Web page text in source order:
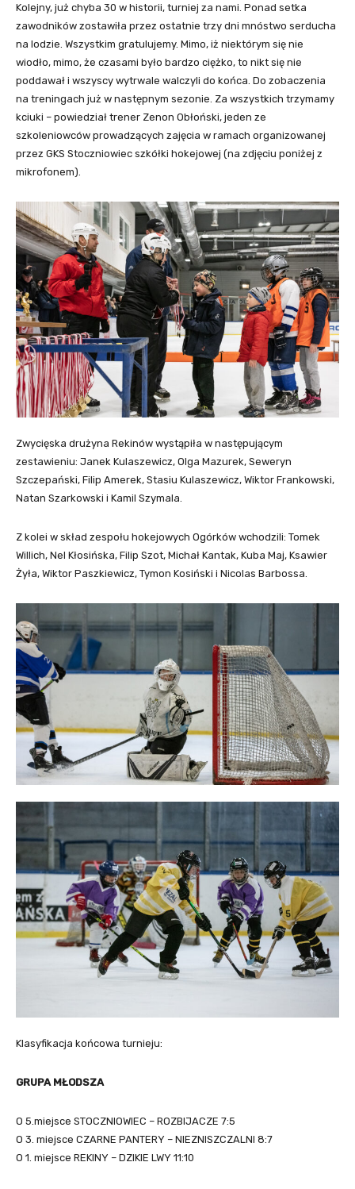
Kolejny, już chyba 30 w historii, turniej za nami. Ponad setka
zawodników zostawiła przez ostatnie trzy dni mnóstwo serducha
na lodzie. Wszystkim gratulujemy. Mimo, iż niektórym się nie
wiodło, mimo, że czasami było bardzo ciężko, to nikt się nie
poddawał i wszyscy wytrwale walczyli do końca. Do zobaczenia
na treningach już w następnym sezonie. Za wszystkich trzymamy
kciuki – powiedział trener Zenon Obłoński, jeden ze
szkoleniowców prowadzących zajęcia w ramach organizowanej
przez GKS Stoczniowiec szkółki hokejowej (na zdjęciu poniżej z
mikrofonem).
Zwycięska drużyna Rekinów wystąpiła w następującym
zestawieniu: Janek Kulaszewicz, Olga Mazurek, Seweryn
Szczepański, Filip Amerek, Stasiu Kulaszewicz, Wiktor Frankowski,
Natan Szarkowski i Kamil Szymala.
Z kolei w skład zespołu hokejowych Ogórków wchodzili: Tomek
Willich, Nel Kłosińska, Filip Szot, Michał Kantak, Kuba Maj, Ksawier
Żyła, Wiktor Paszkiewicz, Tymon Kosiński i Nicolas Barbossa.
Klasyfikacja końcowa turnieju:
GRUPA MŁODSZA
O 5.miejsce STOCZNIOWIEC – ROZBIJACZE 7:5
O 3. miejsce CZARNE PANTERY – NIEZNISZCZALNI 8:7
O 1. miejsce REKINY – DZIKIE LWY 11:10